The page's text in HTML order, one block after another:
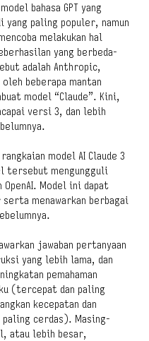
bahasa GPT yang
yang paling populer, namun
melakukan hal
yang berbeda-
adalah Anthropic,
beberapa mantan
model “Claude”. Kini,
versi 3, dan lebih
model AI Claude 3
tersebut mengungguli
Model ini dapat
menawarkan berbagai
jawaban pertanyaan
yang lebih lama, dan
pemahaman
(tercepat dan paling
kecepatan dan
cerdas). Masing-
atau lebih besar,